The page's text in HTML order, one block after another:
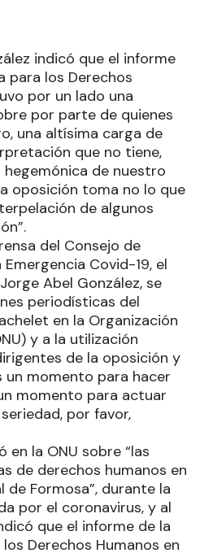
indicó que el informe
para los Derechos
por un lado una
por parte de quienes
una altísima carga de
que no tiene,
de nuestro
oposición toma no lo que
de algunos
del Consejo de
Covid-19, el
Abel González, se
periodísticas del
en la Organización
y a la utilización
de la oposición y
momento para hacer
momento para actuar
por favor,